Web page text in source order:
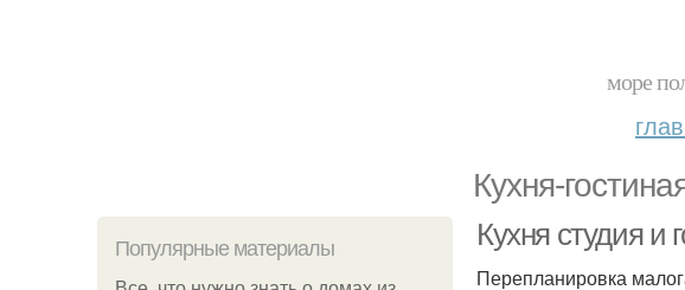
море
Кухня-
Популярные материалы Кухня студия и
Перепланировка